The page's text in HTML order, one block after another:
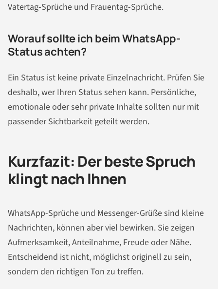
Vatertag-Sprüche und Frauentag-Sprüche.
Worauf sollte ich beim WhatsApp-
Status achten?
Ein Status ist keine private Einzelnachricht. Prüfen Sie
deshalb, wer Ihren Status sehen kann. Persönliche,
emotionale oder sehr private Inhalte sollten nur mit
passender Sichtbarkeit geteilt werden.
Kurzfazit: Der beste Spruch
klingt nach Ihnen
WhatsApp-Sprüche und Messenger-Grüße sind kleine
Nachrichten, können aber viel bewirken. Sie zeigen
Aufmerksamkeit, Anteilnahme, Freude oder Nähe.
Entscheidend ist nicht, möglichst originell zu sein,
sondern den richtigen Ton zu treffen.